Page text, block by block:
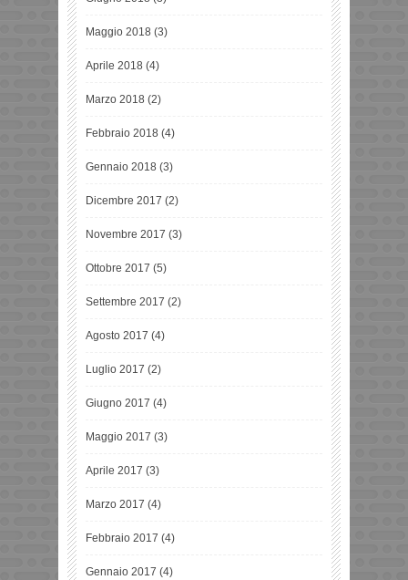
Maggio 2018 (3)
Aprile 2018 (4)
Marzo 2018 (2)
Febbraio 2018 (4)
Gennaio 2018 (3)
Dicembre 2017 (2)
Novembre 2017 (3)
Ottobre 2017 (5)
Settembre 2017 (2)
Agosto 2017 (4)
Luglio 2017 (2)
Giugno 2017 (4)
Maggio 2017 (3)
Aprile 2017 (3)
Marzo 2017 (4)
Febbraio 2017 (4)
Gennaio 2017 (4)